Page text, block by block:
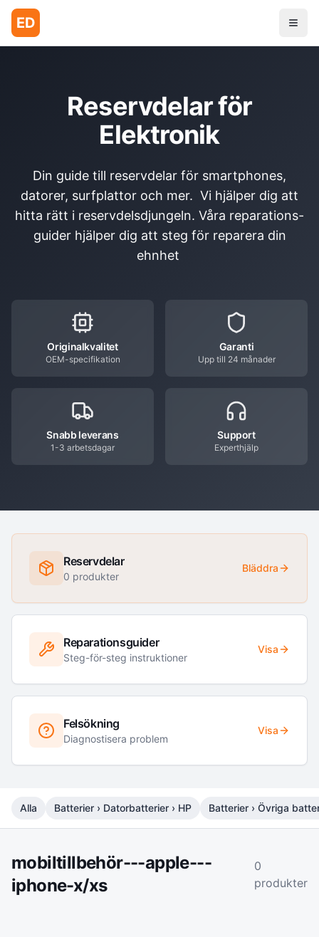
ED
Reservdelar för
Elektronik
Din guide till reservdelar för smartphones,
datorer, surfplattor och mer. Vi hjälper dig att
hitta rätt i reservdelsdjungeln. Våra reparations-
guider hjälper dig att steg för reparera din
ehnhet
Originalkvalitet
OEM-specifikation
Garanti
Upp till 24 månader
Snabb leverans
1-3 arbetsdagar
Support
Experthjälp
Reservdelar
0 produkter
Bläddra
Reparationsguider
Steg-för-steg instruktioner
Visa
Felsökning
Diagnostisera problem
Visa
Alla Batterier › Datorbatterier › HP Batterier › Övriga
mobiltillbehör---apple---
iphone-x/xs
0
produkter